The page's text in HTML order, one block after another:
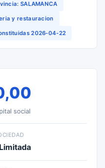
SALAMANCA
y restauracion
2026-04-22
social